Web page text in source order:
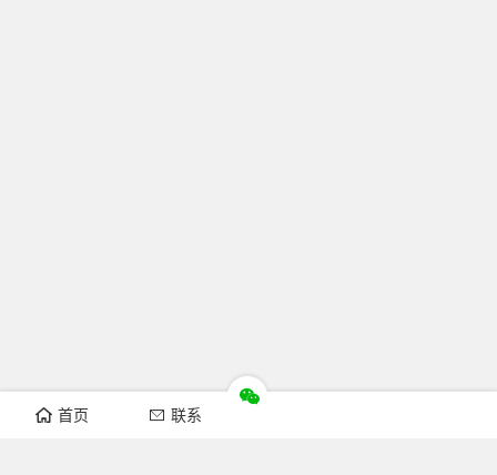
首页 联系